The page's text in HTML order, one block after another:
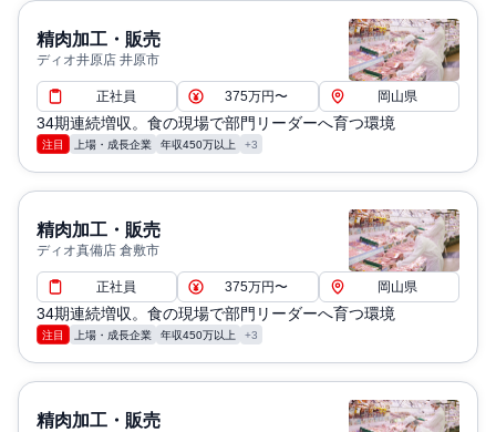
精肉加工・販売
ディオ井原店 井原市
正社員 375万円〜 岡山県
34期連続増収。食の現場で部門リーダーへ育つ環境
注目 上場・成長企業 年収450万以上 +3
精肉加工・販売
ディオ真備店 倉敷市
正社員 375万円〜 岡山県
34期連続増収。食の現場で部門リーダーへ育つ環境
注目 上場・成長企業 年収450万以上 +3
精肉加工・販売